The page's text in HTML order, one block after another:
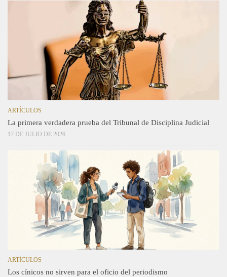
ARTÍCULOS
La primera verdadera prueba del Tribunal de Disciplina Judicial
17 DE JULIO DE 2026
ARTÍCULOS
Los cínicos no sirven para el oficio del periodismo